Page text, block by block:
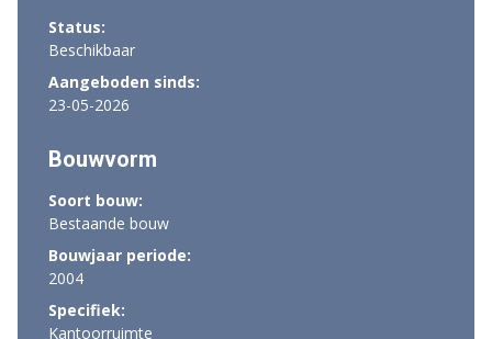
Status:
Beschikbaar
Aangeboden sinds:
23-05-2026
Bouwvorm
Soort bouw:
Bestaande bouw
Bouwjaar periode:
2004
Specifiek:
Kantoorruimte